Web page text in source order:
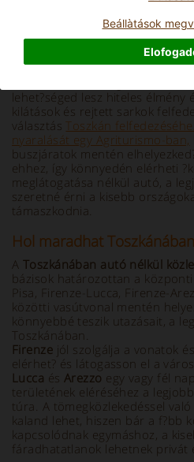
Beállà­tások
Info and Description
HaToszkánát Télvidék nélkül
lehet?séged lesz hiteles élmény
kilátások és rejtett sarkok
választásToszkán
nyaralását egy Agriturismo-ban,
buszjáratok mentén
ehhez, így könnyedén elérheti
meglátogatása nélkül autó, a
szeretné érni a kisebb
támaszkodnia.
Hol maradhat
A Toszkánában autó nélkül
bázisok határozottan a központi
Pisa, Firenze-Lucca, Firenze-
közötti vasútvonal mentén
könnyebbé teszik utazásait, a
Toszkánában.
Firenze jól szolgálja a vonatok
elérhet? és látogasson el a
Lucca és Arezzo egy vagy fél
területének eléréséhez a
túra. A tömegközlekedéssel
kaland lehet, hiszen bár a f?bb
kapcsolódnak egymáshoz, a
fáradhatatlanok lehetnek privát